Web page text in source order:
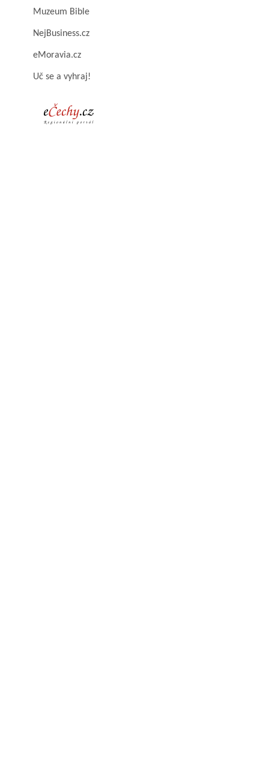
Muzeum Bible
NejBusiness.cz
eMoravia.cz
Uč se a vyhraj!